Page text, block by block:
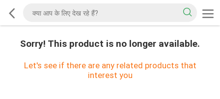
Sorry! This product is no longer available.
Let's see if there are any related products that
interest you